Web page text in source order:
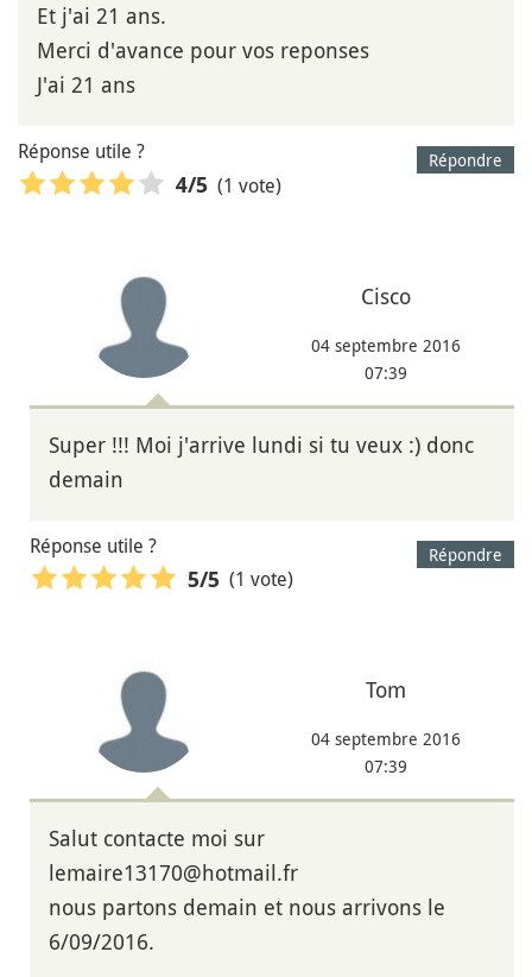
Et j'ai 21 ans.
Merci d'avance pour vos reponses
J'ai 21 ans
Répondre
Réponse utile ?
4/5 (1 vote)
Cisco
04 septembre 2016
07:39
Super !!! Moi j'arrive lundi si tu veux :) donc
demain
Répondre
Réponse utile ?
5/5 (1 vote)
Tom
04 septembre 2016
07:39
Salut contacte moi sur
lemaire13170@hotmail.fr
nous partons demain et nous arrivons le
6/09/2016.